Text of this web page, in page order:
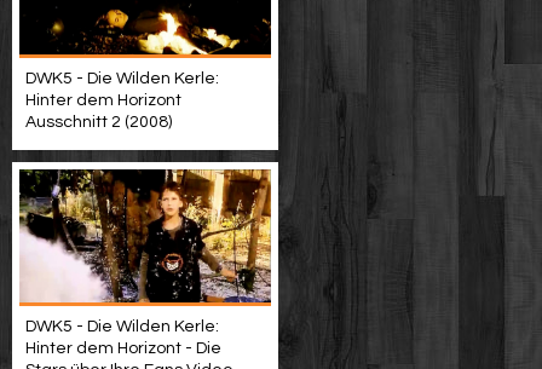
DWK5 - Die Wilden Kerle:
Hinter dem Horizont
Ausschnitt 2 (2008)
DWK5 - Die Wilden Kerle:
Hinter dem Horizont - Die